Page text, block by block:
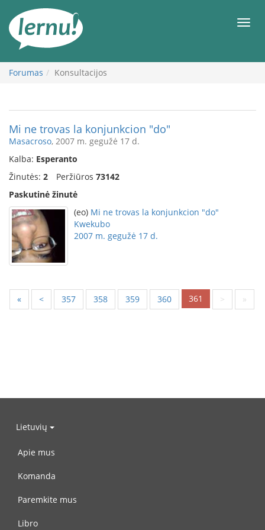
turinį
Forumas Konsultacijos
Mi ne trovas la konjunkcion "do"
Masacroso, 2007 m. gegužė 17 d.
Kalba: Esperanto
Žinutės: 2 Peržiūros 73142
Paskutinė žinutė
(eo) Mi ne trovas la konjunkcion "do"
Kwekubo
2007 m. gegužė 17 d.
« < 357 358 359 360 361 > »
Lietuvių
Apie mus
Komanda
Paremkite mus
Libro